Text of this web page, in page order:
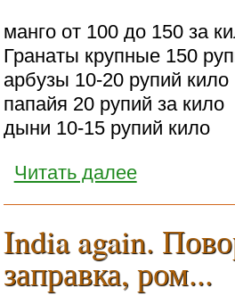
манго от 100 до 150 за
Гранаты крупные 150
арбузы 10-20 рупий кило
папайя 20 рупий за кило
дыни 10-15 рупий кило
Читать далее
India again.
заправка, ром...